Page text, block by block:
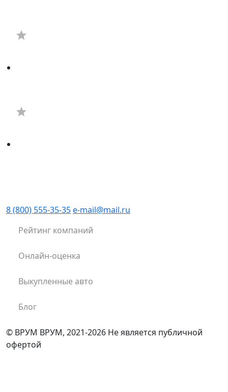
Рейтинг компаний
Онлайн-оценка
Выкупленные авто
Блог
8 (800) 555-35-35e-mail@mail.ru
© ВРУМ ВРУМ, 2021-2026 Не является публичной
офертой